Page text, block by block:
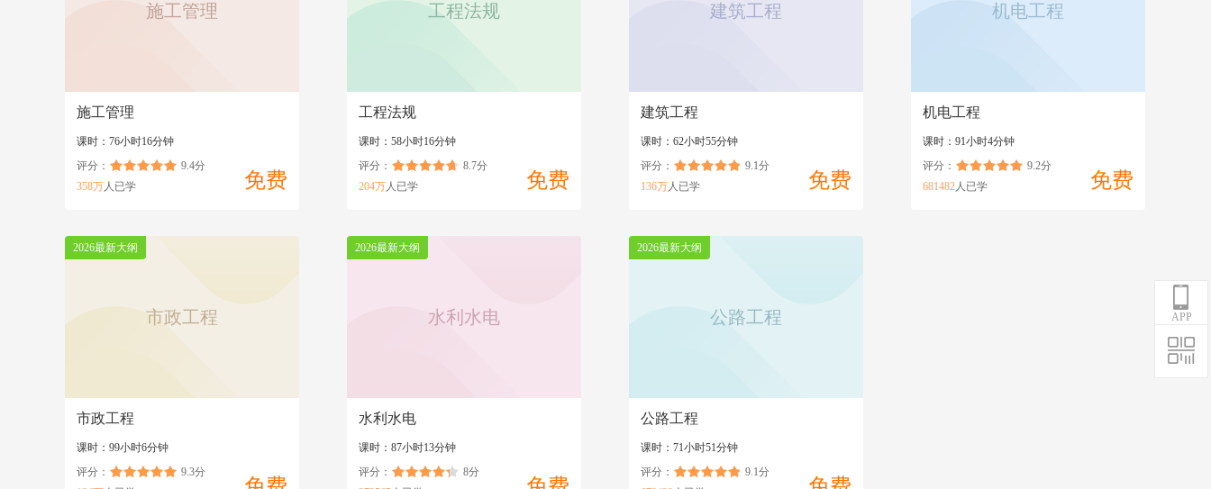
施工管理
施工管理
课时：76小时16分钟
免费
评分：
9.4分
358万人已学
工程法规
工程法规
课时：58小时16分钟
免费
评分：
8.7分
204万人已学
建筑工程
建筑工程
课时：62小时55分钟
免费
评分：
9.1分
136万人已学
机电工程
机电工程
课时：91小时4分钟
免费
评分：
9.2分
681482人已学
2026最新大纲
市政工程
市政工程
课时：99小时6分钟
评分：
9.3分
2026最新大纲
水利水电
水利水电
课时：87小时13分钟
评分：
8分
2026最新大纲
公路工程
公路工程
课时：71小时51分钟
评分：
9.1分
APP